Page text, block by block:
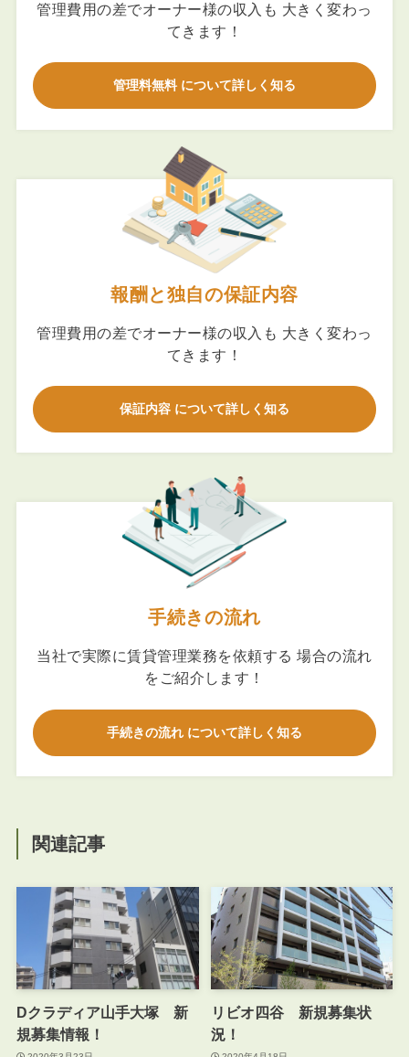
管理費用の差でオーナー様の収入も 大きく変わっ
てきます！
管理料無料 について詳しく知る
報酬と独自の保証内容
管理費用の差でオーナー様の収入も 大きく変わっ
てきます！
保証内容 について詳しく知る
手続きの流れ
当社で実際に賃貸管理業務を依頼する 場合の流れ
をご紹介します！
手続きの流れ について詳しく知る
関連記事
Dクラディア山手大塚 新
規募集情報！
リビオ四谷 新規募集状
況！